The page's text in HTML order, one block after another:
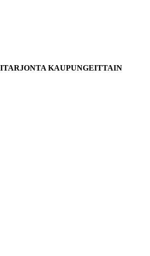
KAUPUNGEITTAIN